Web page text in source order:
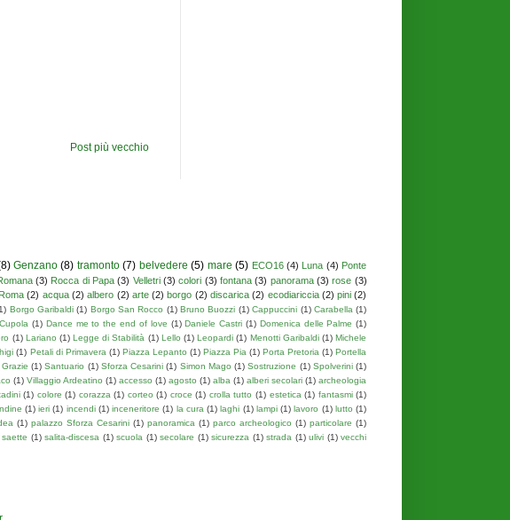
Post più vecchio
Genzano (8) tramonto (7) belvedere (5) mare (5) ECO16 (4) Luna (4) Ponte
(3) Rocca di Papa (3) Velletri (3) colori (3) fontana (3) panorama (3) rose (3)
Roma (2) acqua (2) albero (2) arte (2) borgo (2) discarica (2) ecodiariccia (2) pini (2)
Borgo Garibaldi (1) Borgo San Rocco (1) Bruno Buozzi (1) Cappuccini (1) Carabella (1)
Cupola (1) Dance me to the end of love (1) Daniele Castri (1) Domenica delle Palme (1)
(1) Lariano (1) Legge di Stabilità (1) Lello (1) Leopardi (1) Menotti Garibaldi (1) Michele
(1) Petali di Primavera (1) Piazza Lepanto (1) Piazza Pia (1) Porta Pretoria (1) Portella
(1) Santuario (1) Sforza Cesarini (1) Simon Mago (1) Sostruzione (1) Spolverini (1)
(1) Villaggio Ardeatino (1) accesso (1) agosto (1) alba (1) alberi secolari (1) archeologia
(1) colore (1) corazza (1) corteo (1) croce (1) crolla tutto (1) estetica (1) fantasmi (1)
(1) ieri (1) incendi (1) inceneritore (1) la cura (1) laghi (1) lampi (1) lavoro (1) lutto (1)
(1) palazzo Sforza Cesarini (1) panoramica (1) parco archeologico (1) particolare (1)
saette (1) salita-discesa (1) scuola (1) secolare (1) sicurezza (1) strada (1) ulivi (1) vecchi